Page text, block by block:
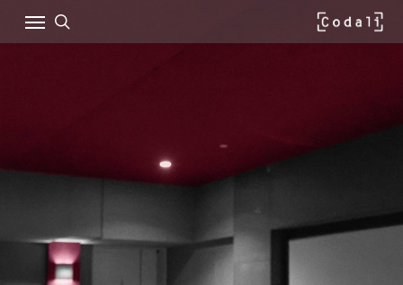
Skip
main
content
search
Menu